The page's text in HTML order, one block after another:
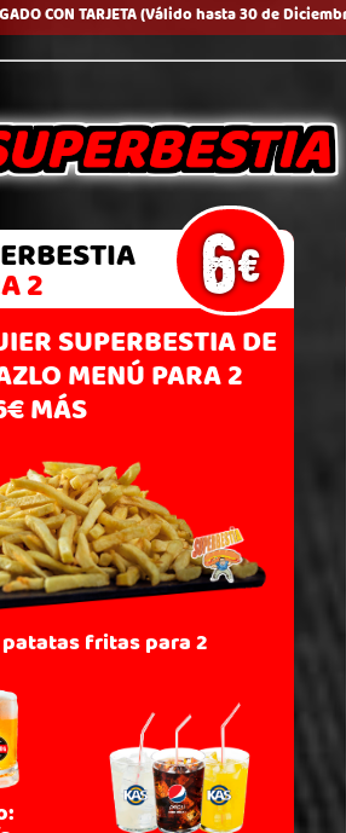
CON TARJETA (Válido hasta 30 de
6€
2
SUPERBESTIA DE
MENÚ PARA 2
MÁS
fritas para 2